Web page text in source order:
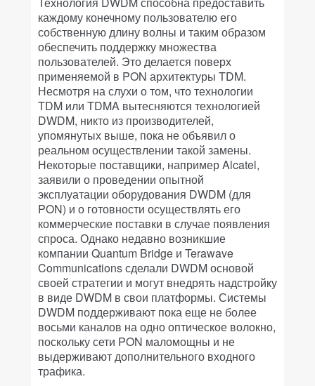
каждому конечному пользователю его
собственную длину волны и таким образом
обеспечить поддержку множества
пользователей. Это делается поверх
применяемой в PON архитектуры TDM.
Несмотря на слухи о том, что технологии
TDM или TDMA вытесняются технологией
DWDM, никто из производителей,
упомянутых выше, пока не объявил о
реальном осуществлении такой замены.
Некоторые поставщики, например Alcatel,
заявили о проведении опытной
эксплуатации оборудования DWDM (для
PON) и о готовности осуществлять его
коммерческие поставки в случае появления
спроса. Однако недавно возникшие
компании Quantum Bridge и Terawave
Communications сделали DWDM основой
своей стратегии и могут внедрять надстройку
в виде DWDM в свои платформы. Системы
DWDM поддерживают пока еще не более
восьми каналов на одно оптическое волокно,
поскольку сети PON маломощны и не
выдерживают дополнительного входного
трафика.